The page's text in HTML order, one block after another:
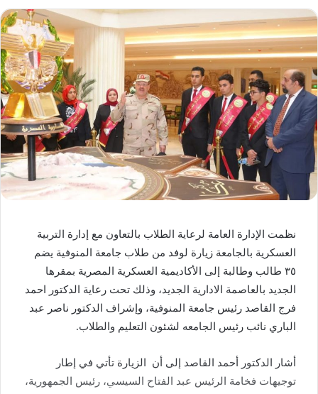
نظمت الإدارة العامة لرعاية الطلاب بالتعاون مع إدارة التربية
العسكرية بالجامعة زيارة لوفد من طلاب جامعة المنوفية يضم
٣٥ طالب وطالبة إلى الأكاديمية العسكرية المصرية بمقرها
الجديد بالعاصمة الادارية الجديد، وذلك تحت رعاية الدكتور احمد
فرج القاصد رئيس جامعة المنوفية، وإشراف الدكتور ناصر عبد
الباري نائب رئيس الجامعه لشئون التعليم والطلاب.
أشار الدكتور أحمد القاصد إلى أن الزيارة تأتي في إطار
توجيهات فخامة الرئيس عبد الفتاح السيسي، رئيس الجمهورية،